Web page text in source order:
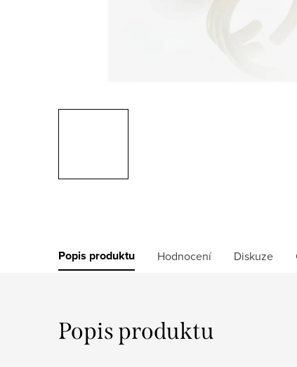
Popis produktu Hodnocení Diskuze
Popis produktu